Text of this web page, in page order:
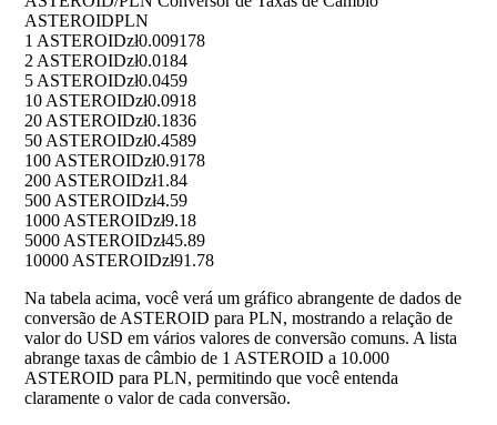
ASTEROIDPLN
1 ASTEROIDzł0.009178
2 ASTEROIDzł0.0184
5 ASTEROIDzł0.0459
10 ASTEROIDzł0.0918
20 ASTEROIDzł0.1836
50 ASTEROIDzł0.4589
100 ASTEROIDzł0.9178
200 ASTEROIDzł1.84
500 ASTEROIDzł4.59
1000 ASTEROIDzł9.18
5000 ASTEROIDzł45.89
10000 ASTEROIDzł91.78
Na tabela acima, você verá um gráfico abrangente de dados de
conversão de ASTEROID para PLN, mostrando a relação de
valor do USD em vários valores de conversão comuns. A lista
abrange taxas de câmbio de 1 ASTEROID a 10.000
ASTEROID para PLN, permitindo que você entenda
claramente o valor de cada conversão.